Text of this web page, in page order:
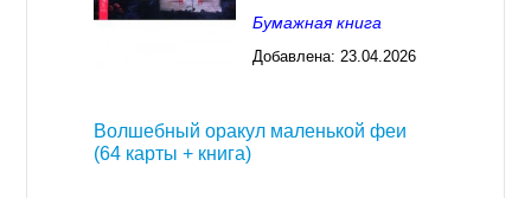
Бумажная книга
Добавлена: 23.04.2026
Волшебный оракул маленькой феи
(64 карты + книга)